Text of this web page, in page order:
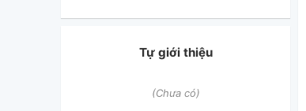
Tự giới thiệu
(Chưa có)